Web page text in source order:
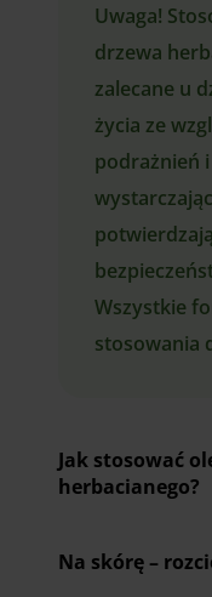
Uwaga!
drzewa
zalecane u
życia ze
podrażnień
Wszystkie
stosowania
Jak stosować
herbacianego?
Na skórę –